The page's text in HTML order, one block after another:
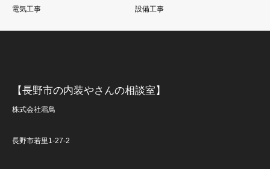
電気工事
設備工事
【長野市の内装やさんの相談室】
株式会社霜鳥
長野市若里1-27-2